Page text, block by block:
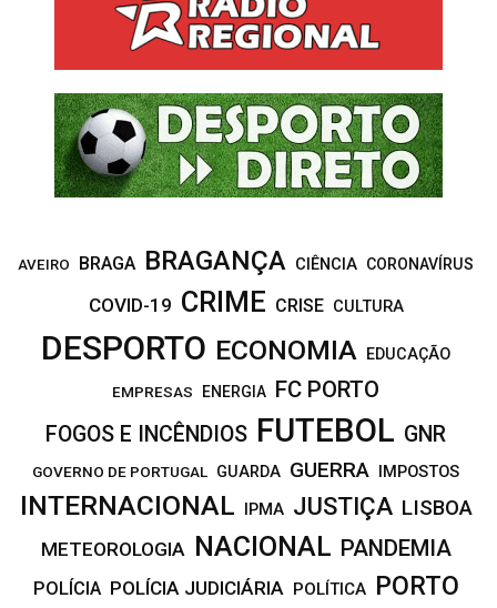
AVEIRO BRAGA BRAGANÇA CIÊNCIA CORONAVÍRUS
COVID-19 CRIME CRISE CULTURA
DESPORTO ECONOMIA EDUCAÇÃO
EMPRESAS ENERGIA FC PORTO
FOGOS E INCÊNDIOS FUTEBOL GNR
GOVERNO DE PORTUGAL GUARDA GUERRA IMPOSTOS
INTERNACIONAL IPMA JUSTIÇA LISBOA
METEOROLOGIA NACIONAL PANDEMIA
POLÍCIA POLÍCIA JUDICIÁRIA POLÍTICA PORTO